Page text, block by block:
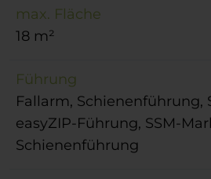
max. Fläche
18 m²
Führung
Fallarm, Schienenführung,
easyZIP-Führung, SSM-
Schienenführung